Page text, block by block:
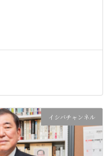
イシバチャンネル